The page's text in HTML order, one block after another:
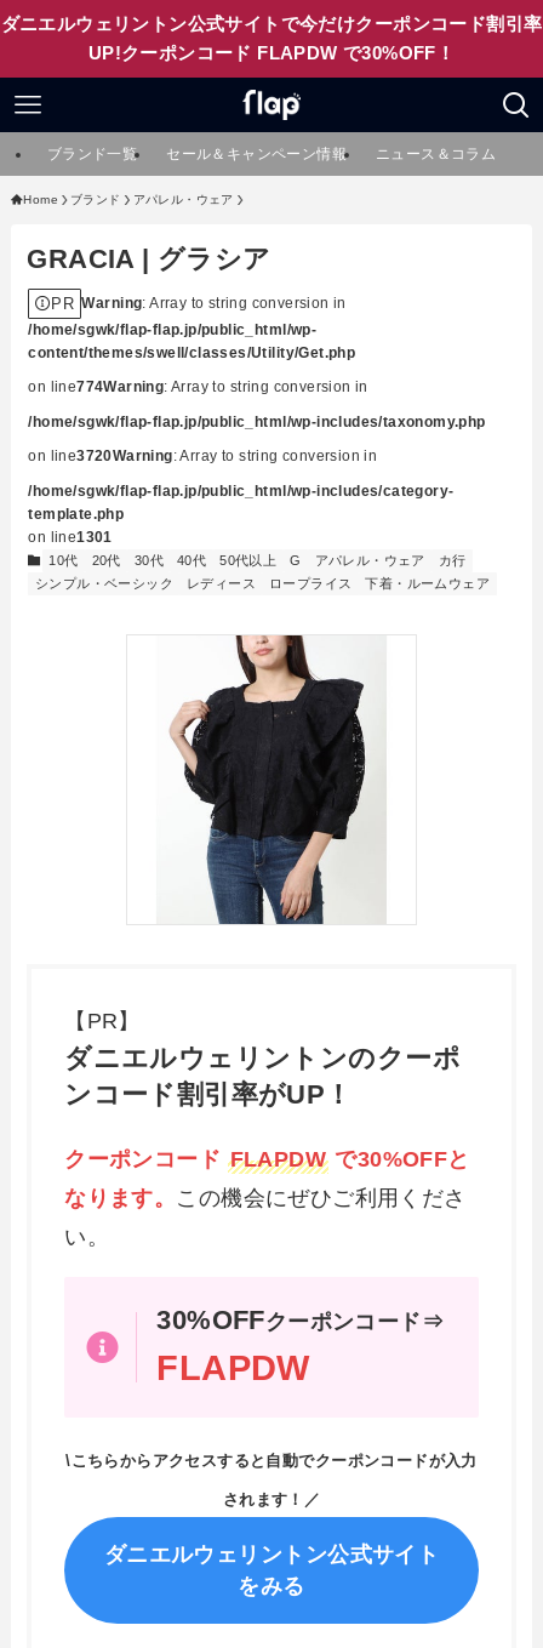
ダニエルウェリントン公式サイトで今だけクーポンコード割引率
UP!クーポンコード FLAPDW で30%OFF！
ブランド一覧 セール＆キャンペーン情報 ニュース＆コラム
Home ブランド アパレル・ウェア
GRACIA | グラシア
PR Warning: Array to string conversion in
/home/sgwk/flap-flap.jp/public_html/wp-
content/themes/swell/classes/Utility/Get.php
on line774Warning: Array to string conversion in
/home/sgwk/flap-flap.jp/public_html/wp-includes/taxonomy.php
on line3720Warning: Array to string conversion in
/home/sgwk/flap-flap.jp/public_html/wp-includes/category-
template.php
on line1301
10代 20代 30代 40代 50代以上 G アパレル・ウェア
カ行
シンプル・ベーシック
レディース ロープライス 下着・ルームウェア
【PR】
ダニエルウェリントンのクーポ
ンコード割引率がUP！
クーポンコード FLAPDWで30%OFFと
なります。 この機会にぜひご利用くださ
い。
30%OFFクーポンコード⇒
FLAPDW
\こちらからアクセスすると自動でクーポンコードが入力
されます！／
ダニエルウェリントン公式サイト
をみる